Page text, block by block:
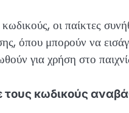
οι παίκτες
όπου μπορούν να
για χρήση στο
τους κωδικούς